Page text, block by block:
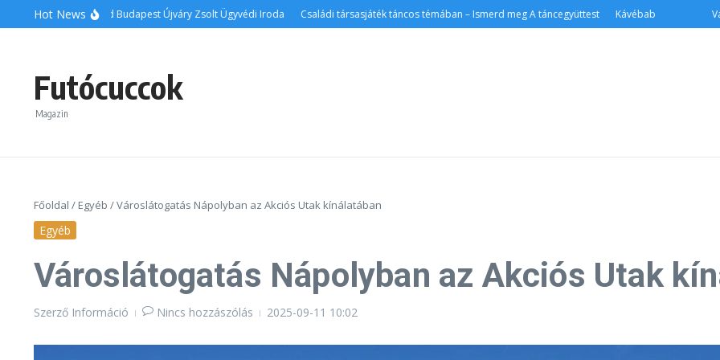
Ugrás a tartalomhoz
Hot News
Ingatlanos ügyvéd Budapest Újváry Zsolt Ügyvédi Iroda Családi társasjáték táncos témában – Ismerd meg A táncegyüttest Kávébab
Futócuccok
Magazin
Főoldal / Egyéb /Városlátogatás Nápolyban az Akciós Utak kínálatában
Egyéb
Városlátogatás Nápolyban az Akciós Utak
Szerző Információ Nincs hozzászólás 2025-09-11 10:02